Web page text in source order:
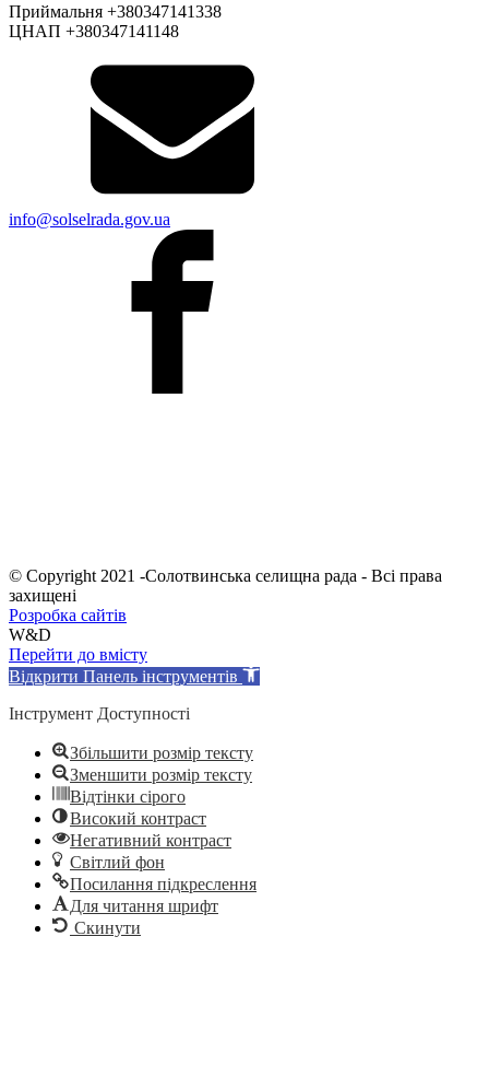
Приймальня +380347141338
ЦНАП +380347141148
info@solselrada.gov.ua
© Copyright 2021 -Солотвинська селищна рада - Всі права
захищені
Розробка сайтів
W&D
Перейти до вмісту
Відкрити Панель інструментів
Інструмент Доступності
Збільшити розмір тексту
Зменшити розмір тексту
Відтінки сірого
Високий контраст
Негативний контраст
Світлий фон
Посилання підкреслення
Для читання шрифт
Скинути